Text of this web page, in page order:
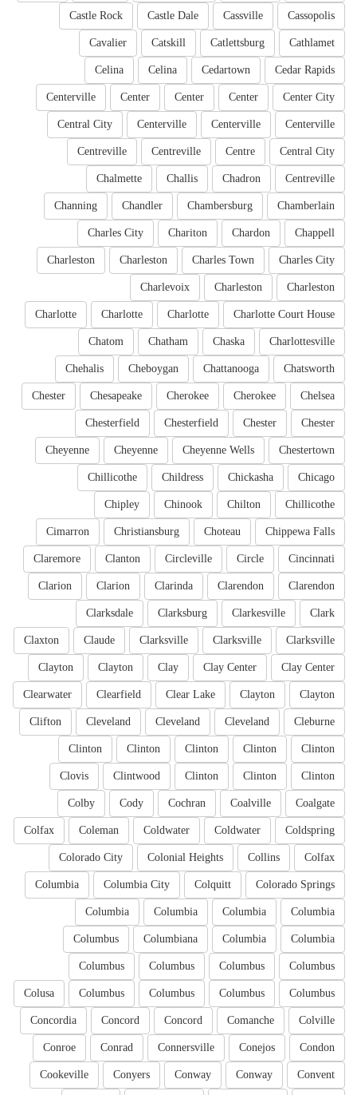
Cassopolis
Cassville
Castle Dale
Castle Rock
Cathlamet
Catlettsburg
Catskill
Cavalier
Cedar Rapids
Cedartown
Celina
Celina
Center City
Center
Center
Center
Centerville
Centerville
Centerville
Centerville
Central City
Central City
Centre
Centreville
Centreville
Centreville
Chadron
Challis
Chalmette
Chamberlain
Chambersburg
Chandler
Channing
Chappell
Chardon
Chariton
Charles City
Charles City
Charles Town
Charleston
Charleston
Charleston
Charleston
Charlevoix
Charlotte Court House
Charlotte
Charlotte
Charlotte
Charlottesville
Chaska
Chatham
Chatom
Chatsworth
Chattanooga
Cheboygan
Chehalis
Chelsea
Cherokee
Cherokee
Chesapeake
Chester
Chester
Chester
Chesterfield
Chesterfield
Chestertown
Cheyenne Wells
Cheyenne
Cheyenne
Chicago
Chickasha
Childress
Chillicothe
Chillicothe
Chilton
Chinook
Chipley
Chippewa Falls
Choteau
Christiansburg
Cimarron
Cincinnati
Circle
Circleville
Clanton
Claremore
Clarendon
Clarendon
Clarinda
Clarion
Clarion
Clark
Clarkesville
Clarksburg
Clarksdale
Clarksville
Clarksville
Clarksville
Claude
Claxton
Clay Center
Clay Center
Clay
Clayton
Clayton
Clayton
Clayton
Clear Lake
Clearfield
Clearwater
Cleburne
Cleveland
Cleveland
Cleveland
Clifton
Clinton
Clinton
Clinton
Clinton
Clinton
Clinton
Clinton
Clinton
Clintwood
Clovis
Coalgate
Coalville
Cochran
Cody
Colby
Coldspring
Coldwater
Coldwater
Coleman
Colfax
Colfax
Collins
Colonial Heights
Colorado City
Colorado Springs
Colquitt
Columbia City
Columbia
Columbia
Columbia
Columbia
Columbia
Columbia
Columbia
Columbiana
Columbus
Columbus
Columbus
Columbus
Columbus
Columbus
Columbus
Columbus
Columbus
Colusa
Colville
Comanche
Concord
Concord
Concordia
Condon
Conejos
Connersville
Conrad
Conroe
Convent
Conway
Conway
Conyers
Cookeville